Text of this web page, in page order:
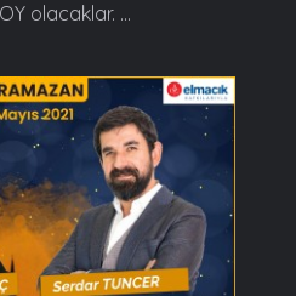
olacaklar. ...